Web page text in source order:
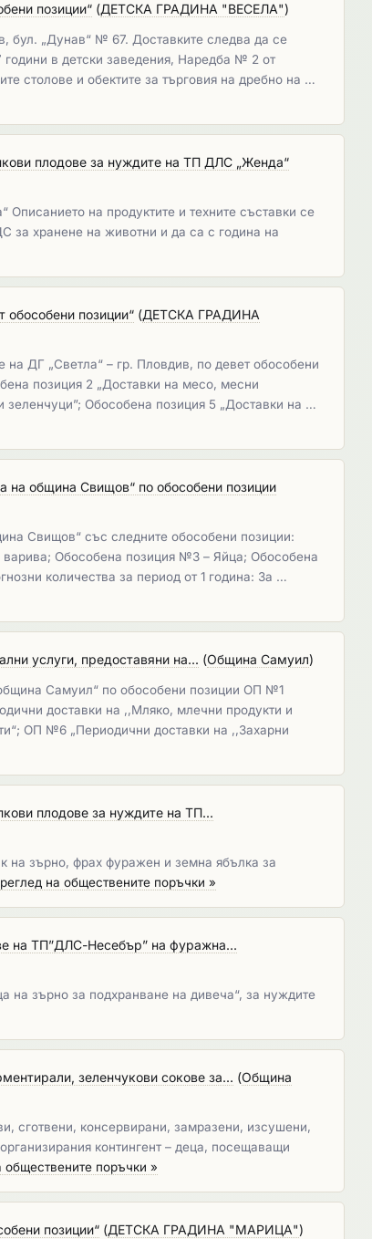
позиции“ (ДЕТСКА ГРАДИНА "ВЕСЕЛА")
бул. „Дунав“ № 67. Доставките следва да се
в детски заведения, Наредба № 2 от
столове и обектите за търговия на дребно на …
плодове за нуждите на ТП ДЛС „Женда“
на продуктите и техните съставки се
за хранене на животни и да са с година на
обособени позиции“ (ДЕТСКА ГРАДИНА
ДГ „Светла“ – гр. Пловдив, по девет обособени
позиция 2 „Доставки на месо, месни
зеленчуци”; Обособена позиция 5 „Доставки на …
на община Свищов“ по обособени позиции
Свищов“ със следните обособени позиции:
Обособена позиция №3 – Яйца; Обособена
количества за период от 1 година: За …
услуги, предоставяни на... (Община Самуил)
община Самуил“ по обособени позиции ОП №1
доставки на ,,Мляко, млечни продукти и
ОП №6 „Периодични доставки на ,,Захарни
плодове за нуждите на ТП...
на зърно, фрах фуражен и земна ябълка за
на обществените поръчки »
на ТП”ДЛС-Несебър” на фуражна...
на зърно за подхранване на дивеча“, за нуждите
зеленчукови сокове за... (Община
сготвени, консервирани, замразени, изсушени,
контингент – деца, посещаващи
обществените поръчки »
позиции“ (ДЕТСКА ГРАДИНА "МАРИЦА")